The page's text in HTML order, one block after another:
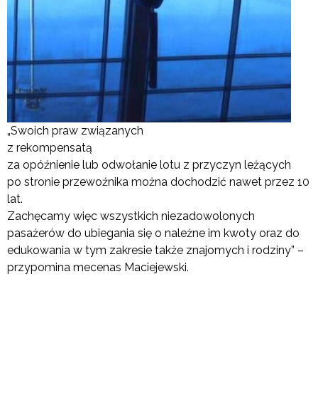
„Swoich praw związanych
z rekompensatą
za opóźnienie lub odwołanie lotu z przyczyn leżących
po stronie przewoźnika można dochodzić nawet przez 10
lat.
Zachęcamy więc wszystkich niezadowolonych
pasażerów do ubiegania się o należne im kwoty oraz do
edukowania w tym zakresie także znajomych i rodziny” –
przypomina mecenas Maciejewski.